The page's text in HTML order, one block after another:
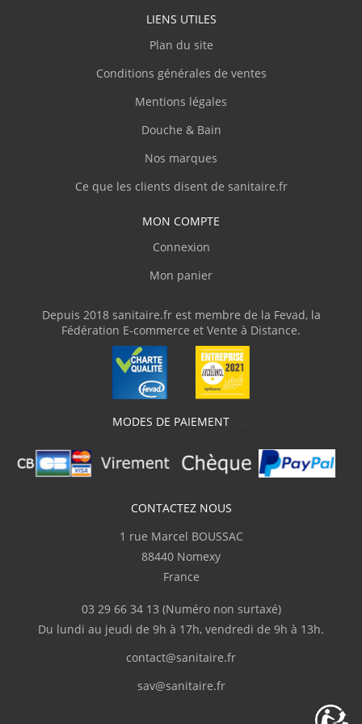
LIENS UTILES
Plan du site
Conditions générales de ventes
Mentions légales
Douche & Bain
Nos marques
Ce que les clients disent de sanitaire.fr
MON COMPTE
Connexion
Mon panier
Depuis 2018 sanitaire.fr est membre de la Fevad, la
Fédération E-commerce et Vente à Distance.
MODES DE PAIEMENT
CONTACTEZ NOUS
1 rue Marcel BOUSSAC
88440 Nomexy
France
03 29 66 34 13 (Numéro non surtaxé)
Du lundi au jeudi de 9h à 17h, vendredi de 9h à 13h.
contact@sanitaire.fr
sav@sanitaire.fr